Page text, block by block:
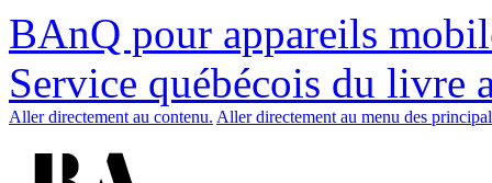
BAnQ pour appareils
Service québécois du livre
Aller directement au contenu. Aller directement au menu des